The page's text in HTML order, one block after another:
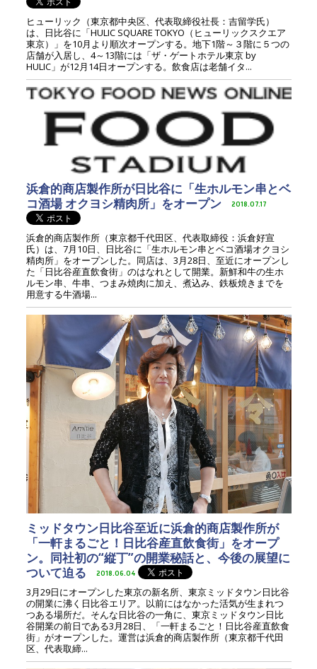
ヒューリック（東京都中央区、代表取締役社長：吉留学氏）
は、日比谷に「HULIC SQUARE TOKYO（ヒューリックスクエア
東京）」を10月より順次オープンする。地下1階～３階に５つの
店舗が入居し、4～13階には「ザ・ゲートホテル東京 by
HULIC」が12月14日オープンする。飲食店は老舗イタ...
浜倉的商店製作所が日比谷に「生ホルモン串とベ
コ酒場 オクヨシ精肉所」をオープン
2018.07.17
浜倉的商店製作所（東京都千代田区、代表取締役：浜倉好宣
氏）は、7月10日、日比谷に「生ホルモン串とベコ酒場オクヨシ
精肉所」をオープンした。同店は、3月28日、至近にオープンし
た「日比谷産直飲食街」のはなれとして開業。新鮮和牛の生ホ
ルモン串、牛串、つまみ焼肉に加え、煮込み、鉄板焼きまでを
用意する牛酒場...
ミッドタウン日比谷至近に浜倉的商店製作所が
「一軒まるごと！日比谷産直飲食街」をオープ
ン。同社初の“縦丁”の開業秘話と、今後の展望に
ついて迫る
2018.06.04
3月29日にオープンした東京の新名所、東京ミッドタウン日比谷
の開業に沸く日比谷エリア。以前にはなかった活気が生まれつ
つある場所だ。そんな日比谷の一角に、東京ミッドタウン日比
谷開業の前日である3月28日、「一軒まるごと！日比谷産直飲食
街」がオープンした。運営は浜倉的商店製作所（東京都千代田
区、代表取締...